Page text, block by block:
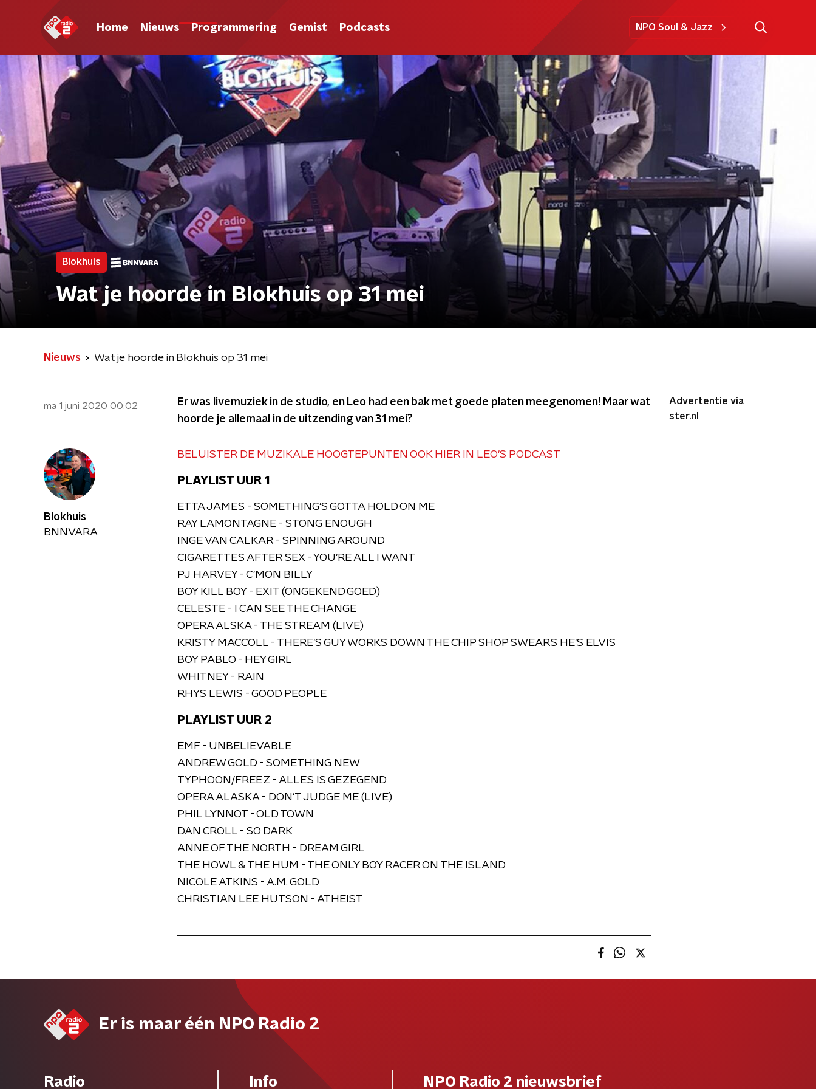
Home Nieuws Programmering Gemist Podcasts NPO Soul & Jazz
Blokhuis
Wat je hoorde in Blokhuis op 31 mei
Nieuws Wat je hoorde in Blokhuis op 31 mei
ma 1 juni 2020 00:02
Er was livemuziek in de studio, en Leo had een bak met goede platen meegenomen! Maar wat
hoorde je allemaal in de uitzending van 31 mei?
BELUISTER DE MUZIKALE HOOGTEPUNTEN OOK HIER IN LEO'S PODCAST
PLAYLIST UUR 1
ETTA JAMES - SOMETHING'S GOTTA HOLD ON ME
RAY LAMONTAGNE - STONG ENOUGH
INGE VAN CALKAR - SPINNING AROUND
CIGARETTES AFTER SEX - YOU'RE ALL I WANT
PJ HARVEY - C'MON BILLY
BOY KILL BOY - EXIT (ONGEKEND GOED)
CELESTE - I CAN SEE THE CHANGE
OPERA ALSKA - THE STREAM (LIVE)
KRISTY MACCOLL - THERE'S GUY WORKS DOWN THE CHIP SHOP SWEARS HE'S ELVIS
BOY PABLO - HEY GIRL
WHITNEY - RAIN
RHYS LEWIS - GOOD PEOPLE
PLAYLIST UUR 2
EMF - UNBELIEVABLE
ANDREW GOLD - SOMETHING NEW
TYPHOON/FREEZ - ALLES IS GEZEGEND
OPERA ALASKA - DON'T JUDGE ME (LIVE)
PHIL LYNNOT - OLD TOWN
DAN CROLL - SO DARK
ANNE OF THE NORTH - DREAM GIRL
THE HOWL & THE HUM - THE ONLY BOY RACER ON THE ISLAND
NICOLE ATKINS - A.M. GOLD
CHRISTIAN LEE HUTSON - ATHEIST
Advertentie via
ster.nl
Blokhuis
BNNVARA
Er is maar één NPO Radio 2
Radio Info NPO Radio 2 nieuwsbrief